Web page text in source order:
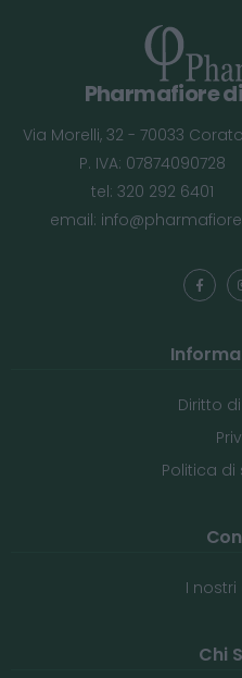
Pharmafiore
Via Morelli, 32 - 70033
P. IVA: 07874090728
tel: 320 292 6401
email:
Diritto
Politica di
I
Chi